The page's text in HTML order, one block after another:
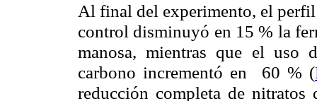
Al final del experimento, el
control disminuyó en 15 % la
manosa, mientras que el uso
carbono incrementó en 60 % (
reducción completa de nitratos